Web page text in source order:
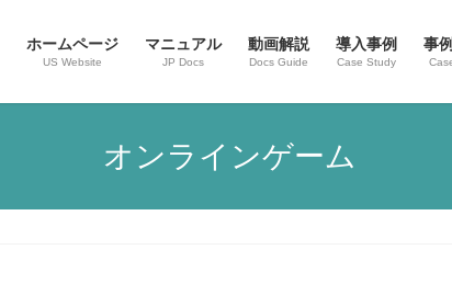
ホームページ
US Website
マニュアル
JP Docs
動画解説
Docs Guide
導入事例
Case Study
事
オンラインゲーム